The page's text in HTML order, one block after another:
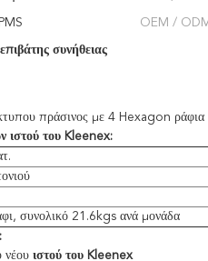
OEM /
συνήθειας
πράσινος με 4 Hexagon ράφια
ιστού του Kleenex:
συνολικό 21.6kgs ανά μονάδα
:
νέου ιστού του Kleenex